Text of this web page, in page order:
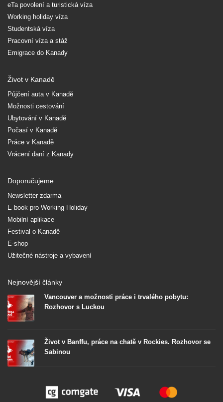
eTa povolení a turistická víza
Working holiday víza
Studentská víza
Pracovní víza a stáž
Emigrace do Kanady
Život v Kanadě
Půjčení auta v Kanadě
Možnosti cestování
Ubytování v Kanadě
Počasí v Kanadě
Práce v Kanadě
Vrácení daní z Kanady
Doporučujeme
Newsletter zdarma
E-book pro Working Holiday
Mobilní aplikace
Festival o Kanadě
E-shop
Užitečné nástroje a vybavení
Nejnovější články
Vancouver a možnosti práce i trvalého pobytu:
Rozhovor s Luckou
Život v Banffu, práce na chatě v Rockies. Rozhovor se
Sabinou